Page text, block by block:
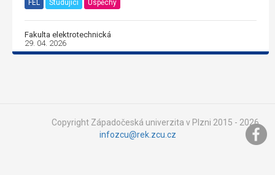
FEL Studující Úspěchy
Fakulta elektrotechnická
29. 04. 2026
Copyright Západočeská univerzita v Plzni 2015 - 2026,
infozcu@rek.zcu.cz